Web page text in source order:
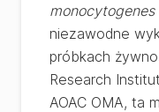
monocytogenes
niezawodne
próbkach
Research
AOAC OMA, ta